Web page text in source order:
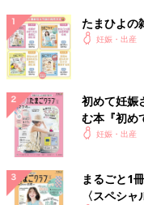
たまひよの
妊娠・出産
初めて妊娠
む本『初め
妊娠・出産
まるごと1
〈スペシ